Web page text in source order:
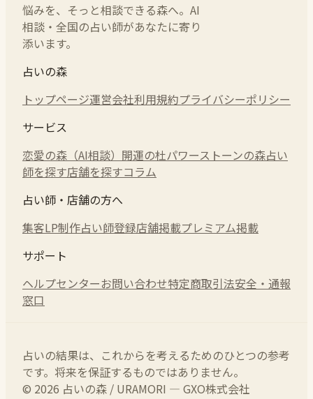
悩みを、そっと相談できる森へ。AI
相談・全国の占い師があなたに寄り
添います。
占いの森
トップページ運営会社利用規約プライバシーポリシー
サービス
恋愛の森（AI相談） 開運の杜パワーストーンの森占い
師を探す店舗を探すコラム
占い師・店舗の方へ
集客LP制作占い師登録店舗掲載プレミアム掲載
サポート
ヘルプセンターお問い合わせ特定商取引法安全・通報
窓口
占いの結果は、これからを考えるためのひとつの参考
です。将来を保証するものではありません。
© 2026 占いの森 / URAMORI — GXO株式会社